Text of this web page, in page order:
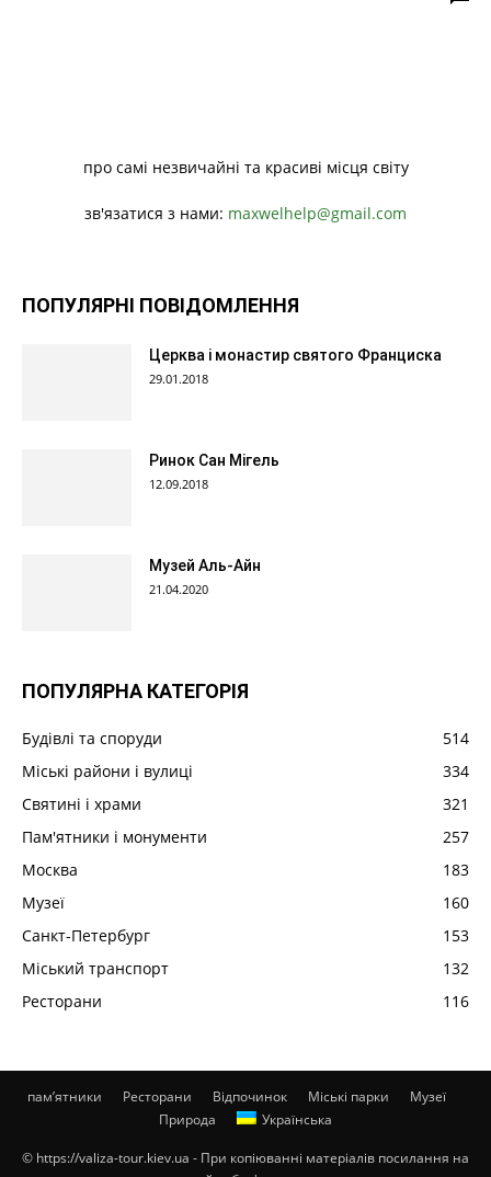
про самі незвичайні та красиві місця світу
зв'язатися з нами: maxwelhelp@gmail.com
ПОПУЛЯРНІ ПОВІДОМЛЕННЯ
Церква і монастир святого Франциска
29.01.2018
Ринок Сан Мігель
12.09.2018
Музей Аль-Айн
21.04.2020
ПОПУЛЯРНА КАТЕГОРІЯ
Будівлі та споруди
514
Міські райони і вулиці
334
Святині і храми
321
Пам'ятники і монументи
257
Москва
183
Музеї
160
Санкт-Петербург
153
Міський транспорт
132
Ресторани
116
пам’ятники Ресторани Відпочинок Міські парки
Музеї
Природа
Українська
© https://valiza-tour.kiev.ua - При копіюванні матеріалів посилання на